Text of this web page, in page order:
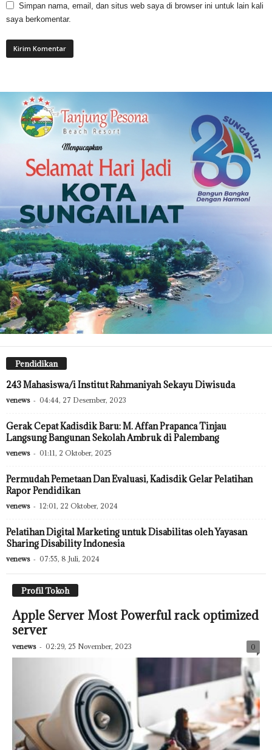
Simpan nama, email, dan situs web saya di browser ini untuk lain kali
saya berkomentar.
Pendidikan
243 Mahasiswa/i Institut Rahmaniyah Sekayu Diwisuda
venews - 04:44, 27 Desember, 2023
Gerak Cepat Kadisdik Baru: M. Affan Prapanca Tinjau
Langsung Bangunan Sekolah Ambruk di Palembang
venews - 01:11, 2 Oktober, 2025
Permudah Pemetaan Dan Evaluasi, Kadisdik Gelar Pelatihan
Rapor Pendidikan
venews - 12:01, 22 Oktober, 2024
Pelatihan Digital Marketing untuk Disabilitas oleh Yayasan
Sharing Disability Indonesia
venews - 07:55, 8 Juli, 2024
Profil Tokoh
Apple Server Most Powerful rack optimized
server
venews - 02:29, 25 November, 2023 0